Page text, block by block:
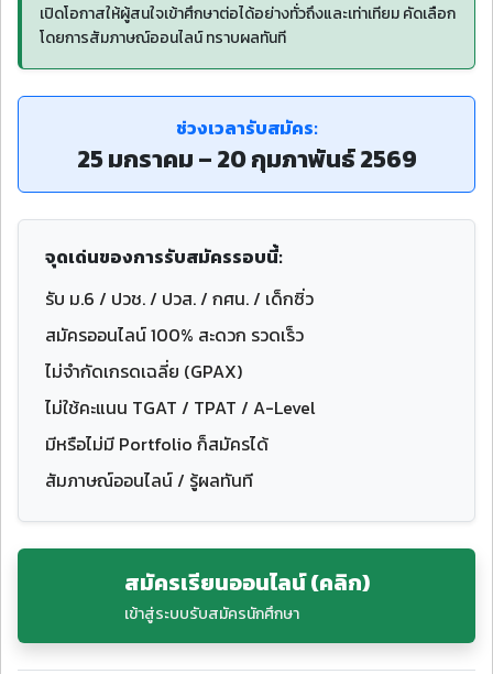
เปิดโอกาสให้ผู้สนใจเข้าศึกษาต่อได้อย่างทั่วถึงและเท่าเทียม คัดเลือก
โดยการสัมภาษณ์ออนไลน์ ทราบผลทันที
ช่วงเวลารับสมัคร:
25 มกราคม – 20 กุมภาพันธ์ 2569
จุดเด่นของการรับสมัครรอบนี้:
รับ ม.6 / ปวช. / ปวส. / กศน. / เด็กซิ่ว
สมัครออนไลน์ 100% สะดวก รวดเร็ว
ไม่จำกัดเกรดเฉลี่ย (GPAX)
ไม่ใช้คะแนน TGAT / TPAT / A-Level
มีหรือไม่มี Portfolio ก็สมัครได้
สัมภาษณ์ออนไลน์ / รู้ผลทันที
สมัครเรียนออนไลน์ (คลิก)
เข้าสู่ระบบรับสมัครนักศึกษา